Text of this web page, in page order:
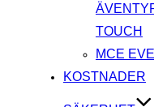
TOUCH
MCE
KOSTNADER